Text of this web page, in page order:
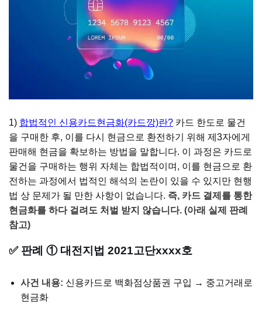
1) 합법적인 신용카드현금화(카드깡)란? 카드 한도로 물건
을 구매한 후, 이를 다시 현금으로 환전하기 위해 제3자에게
판매해 현금을 확보하는 방법을 말합니다. 이 과정은 카드로
물건을 구매하는 행위 자체는 합법적이며, 이를 현금으로 환
전하는 과정에서 법적인 해석의 논란이 있을 수 있지만 현행
법 상 문제가 될 만한 사항이 없습니다. 즉, 카드 결제를 통한
현금화를 하다 걸려도 처벌 받지 않습니다. (아래 실제 판례
참고)
✅ 판례 ① 대전지법 2021고단xxxx호
사건 내용: 신용카드로 백화점상품권 구입 → 중고거래로
현금화